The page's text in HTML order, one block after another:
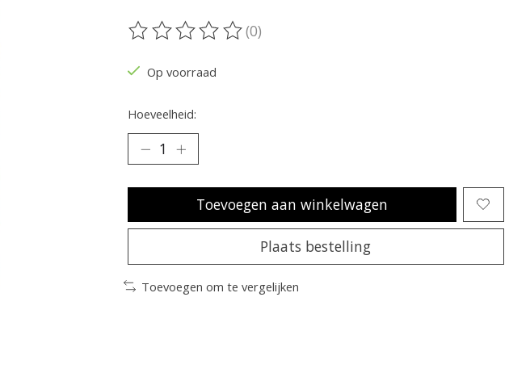
De beoordeling van dit product is
(0)
Op voorraad
Hoeveelheid:
Toevoegen aan winkelwagen
Plaats bestelling
Toevoegen om te vergelijken